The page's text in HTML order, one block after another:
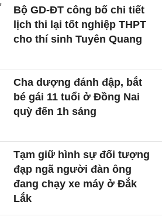
Bộ GD-ĐT công bố chi tiết
lịch thi lại tốt nghiệp THPT
cho thí sinh Tuyên Quang
Cha dượng đánh đập, bắt
bé gái 11 tuổi ở Đồng Nai
quỳ đến 1h sáng
Tạm giữ hình sự đối tượng
đạp ngã người đàn ông
đang chạy xe máy ở Đắk
Lắk